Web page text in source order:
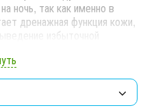
ночь, так как именно в
дренажная функция кожи,
избыточной
рекомендуется
в ночное время особо